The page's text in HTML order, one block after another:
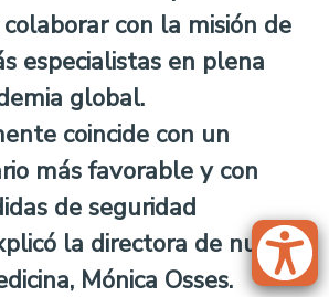
con la misión de
especialistas en plena
global.
coincide con un
más favorable y con
de seguridad
la directora de nuestra
Mónica Osses.